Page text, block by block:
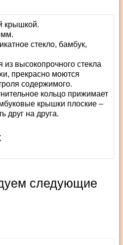
крышкой.
мм.
стекло, бамбук,
из высокопрочного стекла
прекрасно моются
содержимого.
кольцо прижимает
крышки плоские –
друг на друга.
следующие